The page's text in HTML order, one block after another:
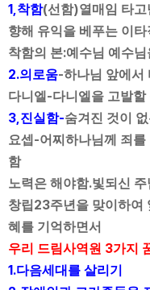
1, 착함(선함)열매임 타
향해 유익을 베푸는 이
착함의 본:예수님 예수
2.의로움-하나님 앞에서
다니엘 -다니엘을 고발할
3, 진실함-숨겨진 것이
요셉 -어찌하나님께 죄를
함
노력은 해야함.빛되신
창립 23주년을 맞이하여
혜를 기억하면서
우리 드림사역원 3가지
1.다음세대를 살리기